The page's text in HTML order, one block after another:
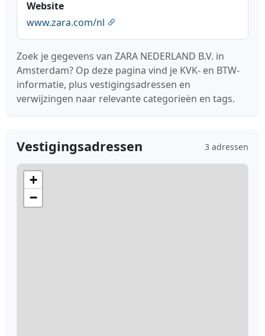
Website
www.zara.com/nl
Zoek je gegevens van ZARA NEDERLAND B.V. in
Amsterdam? Op deze pagina vind je KVK- en BTW-
informatie, plus vestigingsadressen en
verwijzingen naar relevante categorieën en tags.
Vestigingsadressen 3 adressen
+
−